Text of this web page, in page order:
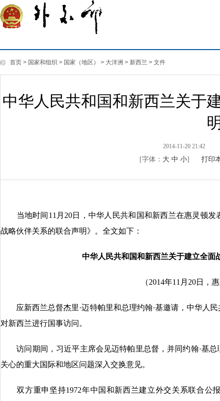
首页 > 国家和组织 > 国家（地区） > 大洋洲 > 新西兰 > 文件
中华人民共和国和新西兰关于
2014-11-20 21:42
[字体： 大 中 小] 打印
当地时间11月20日，中华人民共和国和新西兰在惠灵顿发
战略伙伴关系的联合声明》。全文如下：
中华人民共和国和新西兰关于建立全面
（2014年11月20日，惠
应新西兰总督杰里·迈特帕里和总理约翰·基邀请，中华人民
对新西兰进行国事访问。
访问期间，习近平主席会见迈特帕里总督，并同约翰·基总
关心的重大国际和地区问题深入交换意见。
双方重申坚持1972年中国和新西兰建立外交关系联合公